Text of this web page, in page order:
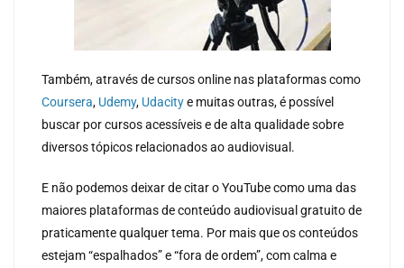
Também, através de cursos online nas plataformas como
Coursera, Udemy, Udacitye muitas outras, é possível
buscar por cursos acessíveis e de alta qualidade sobre
diversos tópicos relacionados ao audiovisual.
E não podemos deixar de citar o YouTube como uma das
maiores plataformas de conteúdo audiovisual gratuito de
praticamente qualquer tema. Por mais que os conteúdos
estejam “espalhados” e “fora de ordem”, com calma e